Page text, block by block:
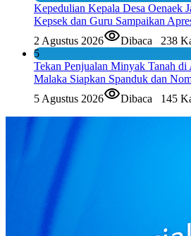
Kepedulian Kepala Desa Oenaek
Kepsek dan Guru Sampaikan
2 Agustus 2026
Dibaca 238
5
Tekan Penjualan Minyak Tanah
Malaka Siapkan Spanduk dan
5 Agustus 2026
Dibaca 145